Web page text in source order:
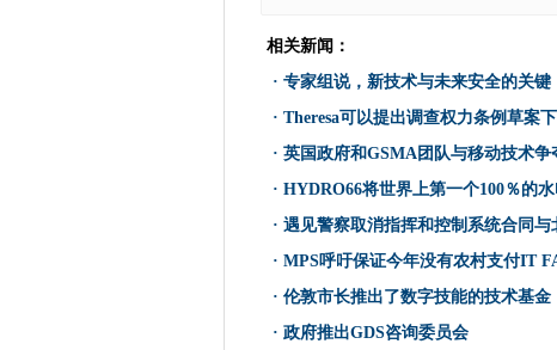
邮局面临集体诉讼，在地平线上它
伦敦市长推出了数字技能的技术基金
微软和Red Hat联手帮助轻松进入
人力资源技术领导芬兰云
MWC16：欧洲委员会表示，垂直
政府推出GDS咨询委员会
基础设施作为由Gartner提出的服
汇丰银行在线服务受到DDOS攻击
相关新闻：
· 专家组说，新技术与未来安全的关键
· Theresa可以提出调查权力条例草案
· 英国政府和GSMA团队与移动技术争
· HYDRO66将世界上第一个100％的
· 遇见警察取消指挥和控制系统合同与
· MPS呼吁保证今年没有农村支付IT
· 伦敦市长推出了数字技能的技术基金
· 政府推出GDS咨询委员会